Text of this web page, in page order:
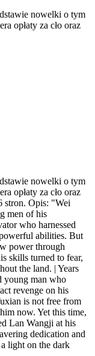
nowelki o tym
opłaty za cło oraz
nowelki o tym
opłaty za cło oraz
stron. Opis: "Wei
men of his
who harnessed
abilities. But
power through
skills turned to fear,
the land. | Years
young man who
revenge on his
is not free from
now. Yet this time,
Lan Wangji at his
dedication and
light on the dark